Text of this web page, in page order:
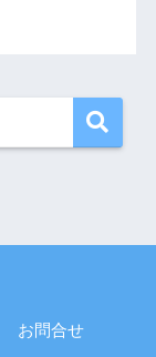
お問合せ